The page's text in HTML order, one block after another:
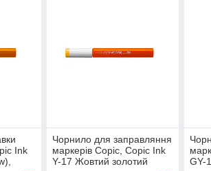
Ink
Чорнило для заправляння
маркерів Copic, Copic Ink
Y-17 Жовтий золотий
GY-